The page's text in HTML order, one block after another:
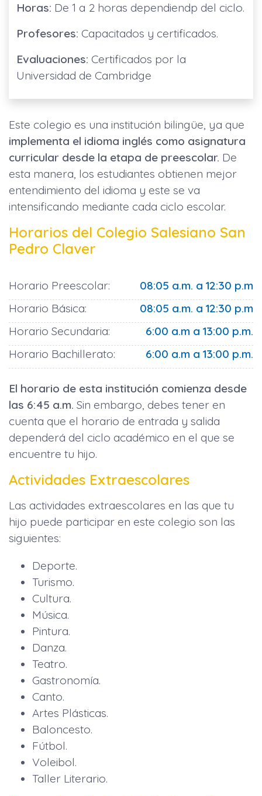
Horas: De 1 a 2 horas dependiendp del ciclo.
Profesores: Capacitados y certificados.
Evaluaciones: Certificados por la
Universidad de Cambridge
Este colegio es una institución bilingüe, ya que
implementa el idioma inglés como asignatura
curricular desde la etapa de preescolar. De
esta manera, los estudiantes obtienen mejor
entendimiento del idioma y este se va
intensificando mediante cada ciclo escolar.
Horarios del Colegio Salesiano San
Pedro Claver
Horario Preescolar:
08:05 a.m. a 12:30 p.m
Horario Básica:
08:05 a.m. a 12:30 p.m
Horario Secundaria:
6:00 a.m a 13:00 p.m.
Horario Bachillerato:
6:00 a.m a 13:00 p.m.
El horario de esta institución comienza desde
las 6:45 a.m. Sin embargo, debes tener en
cuenta que el horario de entrada y salida
dependerá del ciclo académico en el que se
encuentre tu hijo.
Actividades Extraescolares
Las actividades extraescolares en las que tu
hijo puede participar en este colegio son las
siguientes:
Deporte.
Turismo.
Cultura.
Música.
Pintura.
Danza.
Teatro.
Gastronomía.
Canto.
Artes Plásticas.
Baloncesto.
Fútbol.
Voleibol.
Taller Literario.